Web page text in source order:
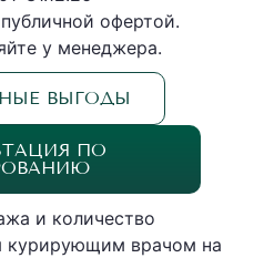
офертой.
у менеджера.
ВЫГОДЫ
ПО
и количество
курирующим врачом на